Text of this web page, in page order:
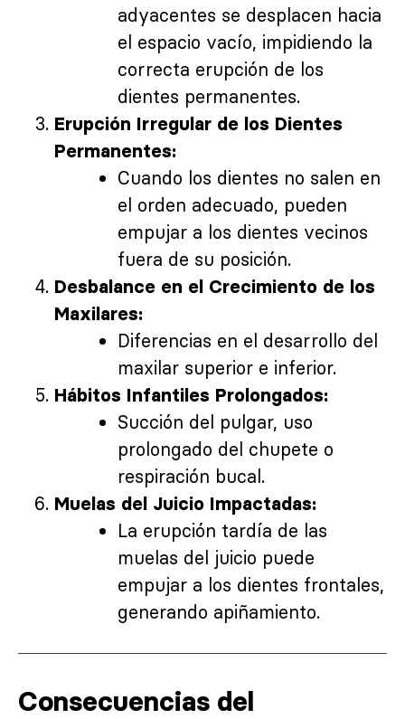
adyacentes se desplacen hacia
el espacio vacío, impidiendo la
correcta erupción de los
dientes permanentes.
Erupción Irregular de los Dientes
Permanentes:
Cuando los dientes no salen en
el orden adecuado, pueden
empujar a los dientes vecinos
fuera de su posición.
Desbalance en el Crecimiento de los
Maxilares:
Diferencias en el desarrollo del
maxilar superior e inferior.
Hábitos Infantiles Prolongados:
Succión del pulgar, uso
prolongado del chupete o
respiración bucal.
Muelas del Juicio Impactadas:
La erupción tardía de las
muelas del juicio puede
empujar a los dientes frontales,
generando apiñamiento.
Consecuencias del